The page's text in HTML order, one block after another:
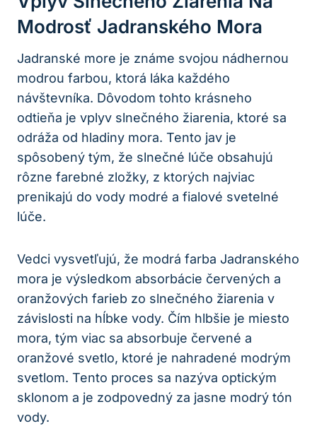
Modrosť Jadranského Mora
Jadranské more je známe svojou nádhernou
modrou farbou, ktorá láka každého
návštevníka. Dôvodom tohto krásneho
odtieňa je vplyv slnečného žiarenia, ktoré sa
odráža od hladiny mora. Tento jav je
spôsobený tým, že slnečné lúče obsahujú
rôzne farebné zložky, z ktorých najviac
prenikajú do vody modré a fialové svetelné
lúče.
Vedci vysvetľujú, že modrá farba Jadranského
mora je výsledkom absorbácie červených a
oranžových farieb zo slnečného žiarenia v
závislosti na hĺbke vody. Čím hlbšie je miesto
mora, tým viac sa absorbuje červené a
oranžové svetlo, ktoré je nahradené modrým
svetlom. Tento proces sa nazýva optickým
sklonom a je zodpovedný za jasne modrý tón
vody.